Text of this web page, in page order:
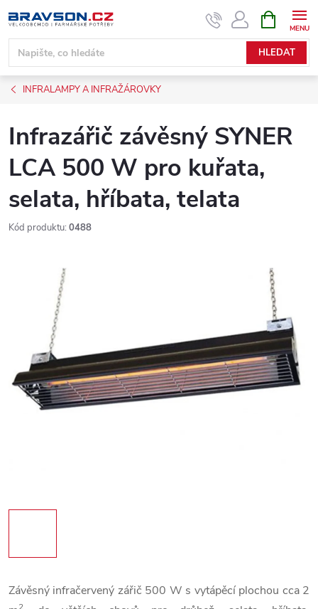
na
obsah
HLEDAT
NÁKUPNÍ
KOŠÍK
INFRALAMPY A INFRAŽÁROVKY
Infrazářič závěsný SYNER
LCA 500 W pro kuřata,
selata, hříbata, telata
Kód produktu: 0488
Závěsný infračervený zářič 500 W s vytápěcí plochou cca 2